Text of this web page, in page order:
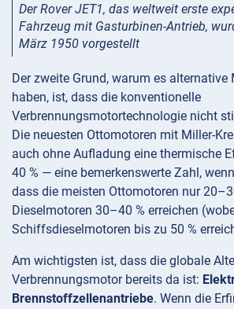
Der Rover JET1, das weltweit erste
Fahrzeug mit Gasturbinen-Antrieb,
März 1950 vorgestellt
Der zweite Grund, warum es alternative
haben, ist, dass die konventionelle
Verbrennungsmotortechnologie nicht
Die neuesten Ottomotoren mit Miller-
auch ohne Aufladung eine thermische
40 % — eine bemerkenswerte Zahl,
dass die meisten Ottomotoren nur
Dieselmotoren 30–40 % erreichen
Schiffsdieselmotoren bis zu 50 %
Am wichtigsten ist, dass die globale
Verbrennungsmotor bereits da ist:
Brennstoffzellenantriebe. Wenn die